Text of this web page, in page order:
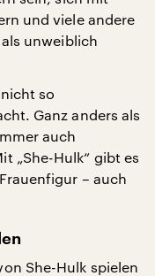
und viele andere
unweiblich
so
Ganz anders als
auch
„She-Hulk“ gibt es
– auch
She-Hulk spielen